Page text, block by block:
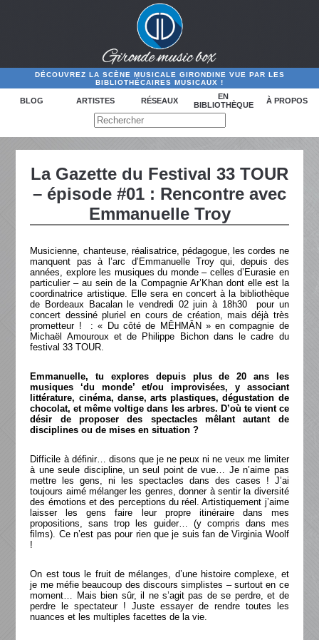
DÉCOUVREZ LA SCÈNE MUSICALE GIRONDINE VUE PAR LES
BIBLIOTHÉCAIRES MUSICAUX !
BLOG ARTISTES RÉSEAUX
EN
BIBLIOTHÈQUE
À PROPOS
La Gazette du Festival 33 TOUR
– épisode #01 : Rencontre avec
Emmanuelle Troy
Musicienne, chanteuse, réalisatrice, pédagogue, les cordes ne
manquent pas à l’arc d’Emmanuelle Troy qui, depuis des
années, explore les musiques du monde – celles d’Eurasie en
particulier – au sein de la Compagnie Ar’Khan dont elle est la
coordinatrice artistique. Elle sera en concert à la bibliothèque
de Bordeaux Bacalan le vendredi 02 juin à 18h30 pour un
concert dessiné pluriel en cours de création, mais déjà très
prometteur ! : « Du côté de MĒHMĀN » en compagnie de
Michaël Amouroux et de Philippe Bichon dans le cadre du
festival 33 TOUR.
Emmanuelle, tu explores depuis plus de 20 ans les
musiques ‘du monde’ et/ou improvisées, y associant
littérature, cinéma, danse, arts plastiques, dégustation de
chocolat, et même voltige dans les arbres. D’où te vient ce
désir de proposer des spectacles mêlant autant de
disciplines ou de mises en situation ?
Difficile à définir… disons que je ne peux ni ne veux me limiter
à une seule discipline, un seul point de vue… Je n’aime pas
mettre les gens, ni les spectacles dans des cases ! J’ai
toujours aimé mélanger les genres, donner à sentir la diversité
des émotions et des perceptions du réel. Artistiquement j’aime
laisser les gens faire leur propre itinéraire dans mes
propositions, sans trop les guider… (y compris dans mes
films). Ce n’est pas pour rien que je suis fan de Virginia Woolf
!
On est tous le fruit de mélanges, d’une histoire complexe, et
je me méfie beaucoup des discours simplistes – surtout en ce
moment… Mais bien sûr, il ne s’agit pas de se perdre, et de
perdre le spectateur ! Juste essayer de rendre toutes les
nuances et les multiples facettes de la vie.